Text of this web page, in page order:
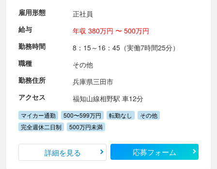
雇用形態
正社員
給与
年収 380万円 〜 500万円
勤務時間
8：15～16：45（実働7時間25分）
職種
その他
勤務住所
兵庫県三田市
アクセス
福知山線相野駅 車12分
マイカー通勤 500〜599万円 転勤なし
その他
完全週休二日制
500万円未満
詳細を見る 応募フォーム